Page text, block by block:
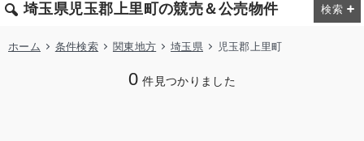
埼玉県児玉郡上里町の競売＆公売物件
ホーム 条件検索 関東地方 埼玉県 児玉郡上里町
0 件見つかりました